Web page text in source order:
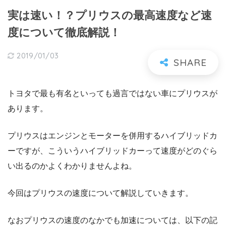
実は速い！？プリウスの最高速度など速
度について徹底解説！
2019/01/03
トヨタで最も有名といっても過言ではない車にプリウスが
あります。
プリウスはエンジンとモーターを併用するハイブリッドカ
ーですが、こういうハイブリッドカーって速度がどのぐら
い出るのかよくわかりませんよね。
今回はプリウスの速度について解説していきます。
なおプリウスの速度のなかでも加速については、以下の記